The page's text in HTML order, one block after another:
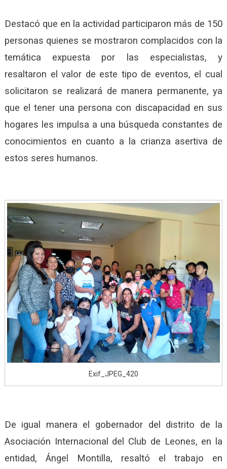
Destacó que en la actividad participaron más de 150
personas quienes se mostraron complacidos con la
temática expuesta por las especialistas, y
resaltaron el valor de este tipo de eventos, el cual
solicitaron se realizará de manera permanente, ya
que el tener una persona con discapacidad en sus
hogares les impulsa a una búsqueda constantes de
conocimientos en cuanto a la crianza asertiva de
estos seres humanos.
Exif_JPEG_420
De igual manera el gobernador del distrito de la
Asociación Internacional del Club de Leones, en la
entidad, Ángel Montilla, resaltó el trabajo en